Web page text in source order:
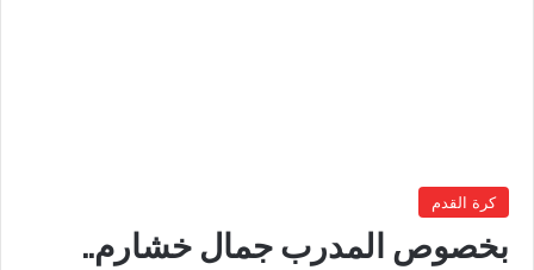
كرة القدم
بخصوص المدرب جمال خشارم..